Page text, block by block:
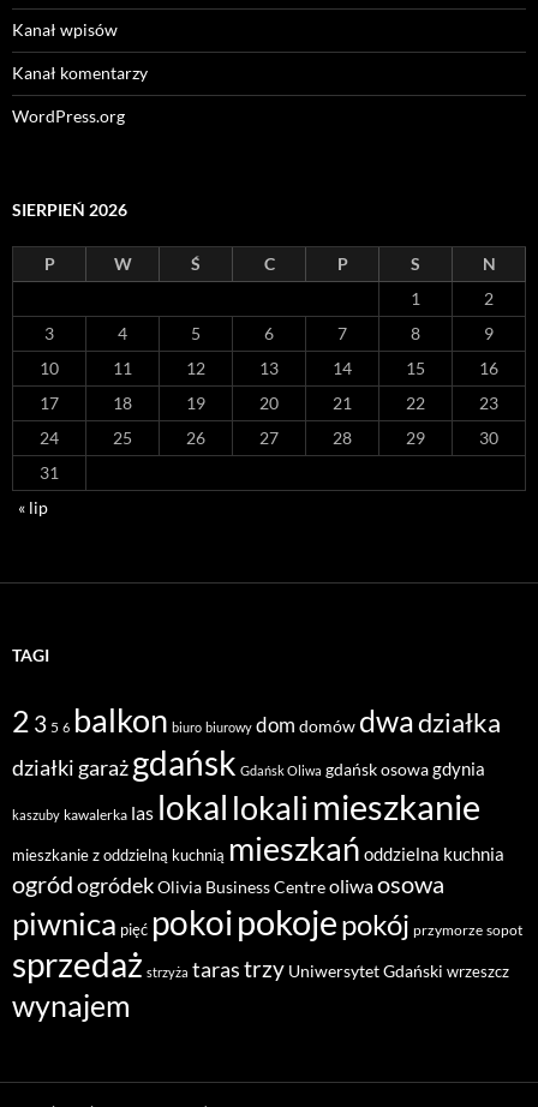
Kanał wpisów
Kanał komentarzy
WordPress.org
SIERPIEŃ 2026
P W Ś C P S
N
1
2
3
4 5 6 7 8
9
10
11 12 13 14 15
16
17
18 19 20 21 22
23
24
25 26 27 28 29
30
31
« lip
TAGI
2 3 5 6 balkon biuro biurowy dom domów dwadziałka
działki garażgdańsk Gdańsk Oliwa gdańsk osowagdynia
kaszuby kawalerka las lokal lokalimieszkanie
mieszkanie z oddzielną kuchnią mieszkań oddzielna kuchnia
ogródogródekOlivia Business Centreoliwaosowa
piwnica pięć pokoipokojepokój przymorze sopot
sprzedaż strzyża tarastrzy Uniwersytet Gdański wrzeszcz
wynajem